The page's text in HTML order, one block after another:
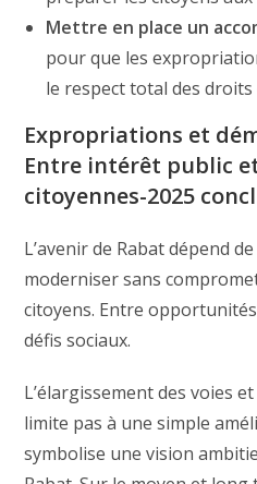
Mettre en place un
pour que les
le respect total des
Expropriations et
Entre intérêt public
citoyennes-2025
L’avenir de Rabat dépend
moderniser sans
citoyens. Entre
défis sociaux.
L’élargissement des voies
limite pas à une simple
symbolise une vision